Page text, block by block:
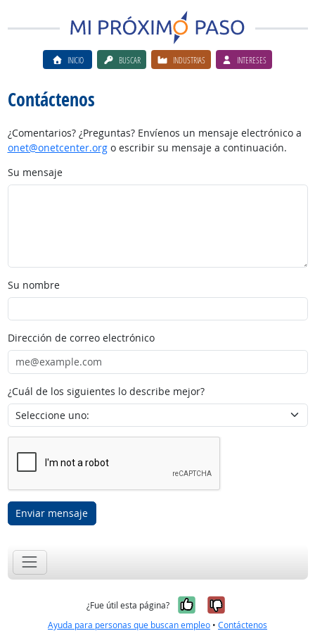
INICIO BUSCAR INDUSTRIAS INTERESES
Contáctenos
¿Comentarios? ¿Preguntas? Envíenos un mensaje electrónico a
onet@onetcenter.orgo escribir su mensaje a continuación.
Su mensaje
Su nombre
Dirección de correo electrónico
¿Cuál de los siguientes lo describe mejor?
Enviar mensaje
¿Fue útil esta página? Sí, fue útil
No, no fue
Ayuda para personas que buscan empleo • Contáctenos